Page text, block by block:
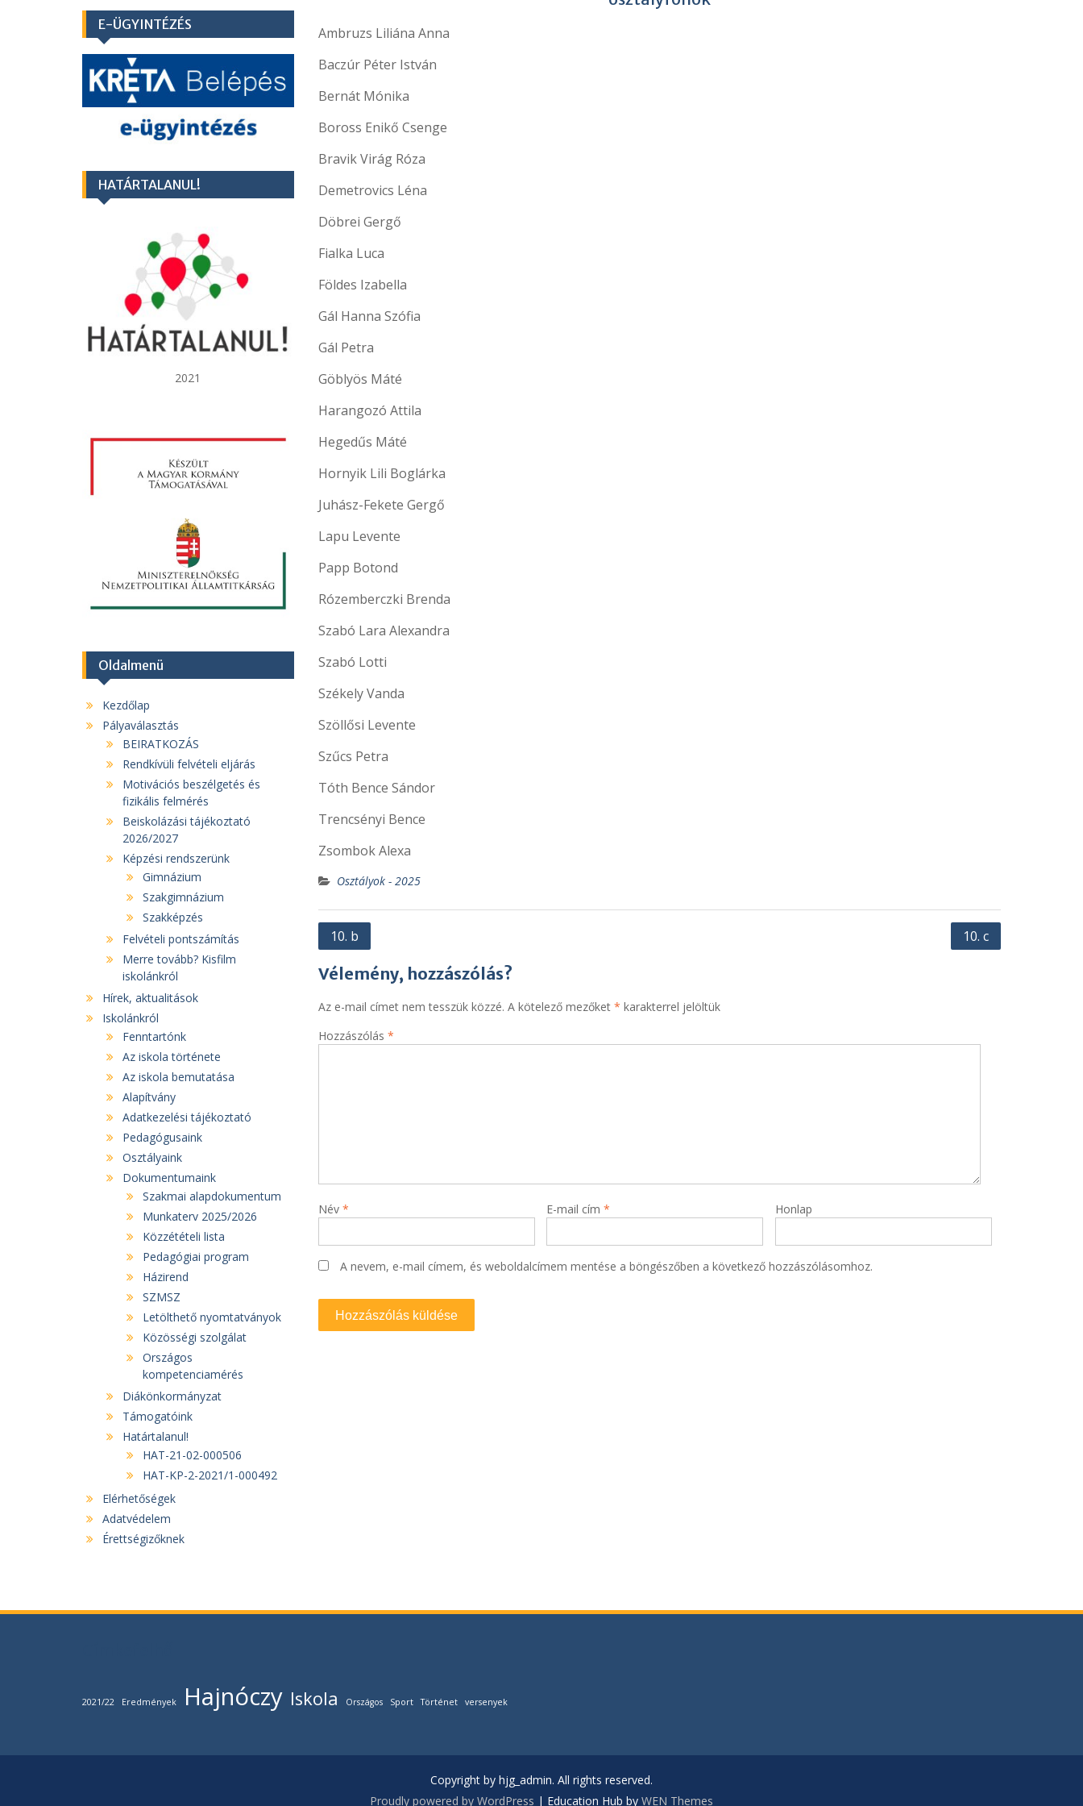
Ambruzs Liliána Anna
Baczúr Péter István
Bernát Mónika
Boross Enikő Csenge
Bravik Virág Róza
Demetrovics Léna
Döbrei Gergő
Fialka Luca
Földes Izabella
Gál Hanna Szófia
Gál Petra
Göblyös Máté
Harangozó Attila
Hegedűs Máté
Hornyik Lili Boglárka
Juhász-Fekete Gergő
Lapu Levente
Papp Botond
Rózemberczki Brenda
Szabó Lara Alexandra
Szabó Lotti
Székely Vanda
Szöllősi Levente
Szűcs Petra
Tóth Bence Sándor
Trencsényi Bence
Zsombok Alexa
Osztályok - 2025
Bejegyzés
10. b 10. c
Vélemény, hozzászólás?
Az e-mail címet nem tesszük közzé. A kötelező mezőket * karakterrel jelöltük
Hozzászólás *
Név * E-mail cím* Honlap
A nevem, e-mail címem, és weboldalcímem mentése a böngészőben a következő hozzászólásomhoz.
E-ÜGYINTÉZÉS
HATÁRTALANUL!
2021
Oldalmenü
Kezdőlap
Pályaválasztás
BEIRATKOZÁS
Rendkívüli felvételi eljárás
Motivációs beszélgetés és
fizikális felmérés
Beiskolázási tájékoztató
2026/2027
Képzési rendszerünk
Gimnázium
Szakgimnázium
Szakképzés
Felvételi pontszámítás
Merre tovább? Kisfilm
iskolánkról
Hírek, aktualitások
Iskolánkról
Fenntartónk
Az iskola története
Az iskola bemutatása
Alapítvány
Adatkezelési tájékoztató
Pedagógusaink
Osztályaink
Dokumentumaink
Szakmai alapdokumentum
Munkaterv 2025/2026
Közzétételi lista
Pedagógiai program
Házirend
SZMSZ
Letölthető nyomtatványok
Közösségi szolgálat
Országos
kompetenciamérés
Diákönkormányzat
Támogatóink
Határtalanul!
HAT-21-02-000506
HAT-KP-2-2021/1-000492
Elérhetőségek
Adatvédelem
Érettségizőknek
2021/22 Eredmények Hajnóczy Iskola Országos Sport Történet versenyek
Copyright by hjg_admin. All rights reserved.
Proudly powered by WordPress | Education Hub by WEN Themes